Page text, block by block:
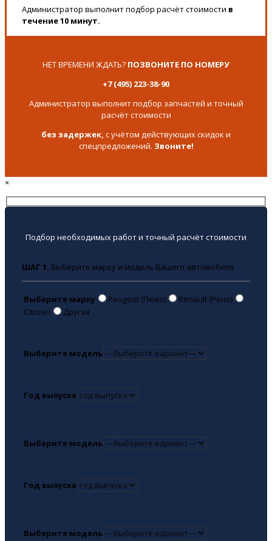
Администратор выполнит подбор расчёт стоимости в
течение 10 минут.
НЕТ ВРЕМЕНИ ЖДАТЬ? ПОЗВОНИТЕ ПО НОМЕРУ
+7 (495) 223-38-90
Администратор выполнит подбор запчастей и точный
расчёт стоимости
без задержек, с учётом действующих скидок и
спецпредложений. Звоните!
×
Подбор необходимых работ и точный расчёт стоимости
ШАГ 1. Выберите марку и модель Вашего автомобиля
Выберите марку Peugeot (Пежо)
Renault (Рено)
Citroen
Другая
Выберите модель
Год выпуска
Выберите модель
Год выпуска
Выберите модель